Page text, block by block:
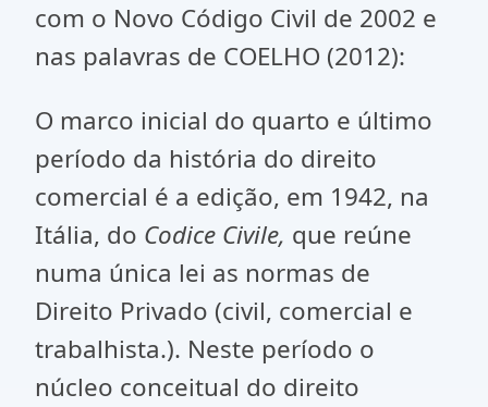
com o Novo Código Civil de 2002 e
nas palavras de COELHO (2012):
O marco inicial do quarto e último
período da história do direito
comercial é a edição, em 1942, na
Itália, do Codice Civile, que reúne
numa única lei as normas de
Direito Privado (civil, comercial e
trabalhista.). Neste período o
núcleo conceitual do direito